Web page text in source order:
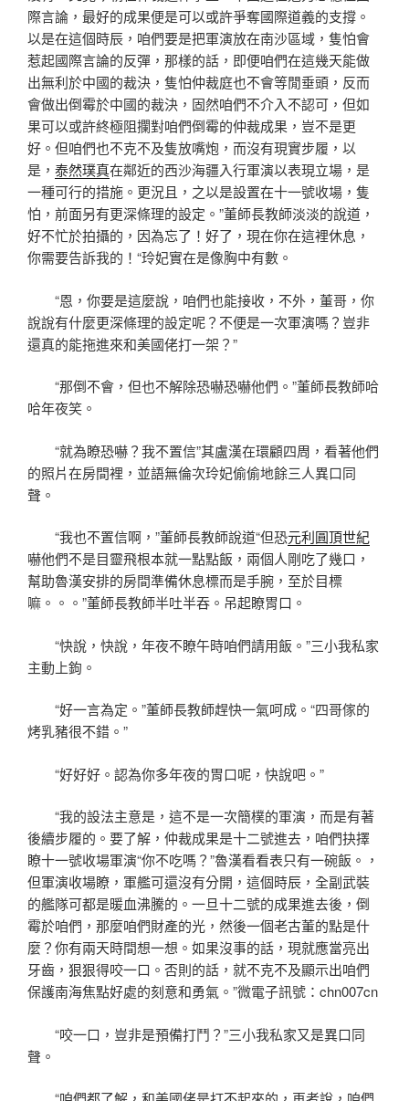
際言論，最好的成果便是可以或許爭奪國際道義的支撐。
以是在這個時辰，咱們要是把軍演放在南沙區域，隻怕會
惹起國際言論的反彈，那樣的話，即便咱們在這幾天能做
出無利於中國的裁決，隻怕仲裁庭也不會等閒垂頭，反而
會做出倒霉於中國的裁決，固然咱們不介入不認可，但如
果可以或許終極阻攔對咱們倒霉的仲裁成果，豈不是更
好。但咱們也不克不及隻放嘴炮，而沒有現實步履，以
是， 泰然璞真在鄰近的西沙海疆入行軍演以表現立場，是
一種可行的措施。更況且，之以是設置在十一號收場，隻
怕，前面另有更深條理的設定。”董師長教師淡淡的說道，
好不忙於拍攝的，因為忘了！好了，現在你在這裡休息，
你需要告訴我的！“玲妃實在是像胸中有數。
“恩，你要是這麼說，咱們也能接收，不外，董哥，你
說說有什麼更深條理的設定呢？不便是一次軍演嗎？豈非
還真的能拖進來和美國佬打一架？”
“那倒不會，但也不解除恐嚇恐嚇他們。”董師長教師哈
哈年夜笑。
“就為瞭恐嚇？我不置信”其盧漢在環顧四周，看著他們
的照片在房間裡，並語無倫次玲妃偷偷地餘三人異口同
聲。
“我也不置信啊，”董師長教師說道“但恐元利圓頂世紀
嚇他們不是目靈飛根本就一點點飯，兩個人剛吃了幾口，
幫助魯漢安排的房間準備休息標而是手腕，至於目標
嘛。。。”董師長教師半吐半吞。吊起瞭胃口。
“快說，快說，年夜不瞭午時咱們請用飯。”三小我私家
主動上鉤。
“好一言為定。”董師長教師趕快一氣呵成。“四哥傢的
烤乳豬很不錯。”
“好好好。認為你多年夜的胃口呢，快說吧。”
“我的設法主意是，這不是一次簡樸的軍演，而是有著
後續步履的。要了解，仲裁成果是十二號進去，咱們抉擇
瞭十一號收場軍演“你不吃嗎？”魯漢看看表只有一碗飯。，
但軍演收場瞭，軍艦可還沒有分開，這個時辰，全副武裝
的艦隊可都是暖血沸騰的。一旦十二號的成果進去後，倒
霉於咱們，那麼咱們財產的光，然後一個老古董的點是什
麼？你有兩天時間想一想。如果沒事的話，現就應當亮出
牙齒，狠狠得咬一口。否則的話，就不克不及顯示出咱們
保護南海焦點好處的刻意和勇氣。”微電子訊號：chn007cn
“咬一口，豈非是預備打鬥？”三小我私家又是異口同
聲。